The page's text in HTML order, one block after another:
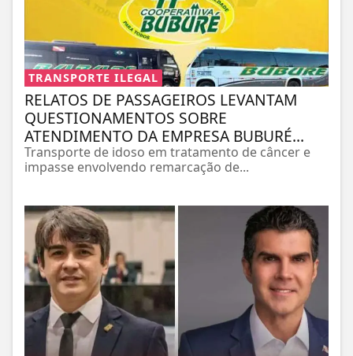
TRANSPORTE ILEGAL
RELATOS DE PASSAGEIROS LEVANTAM
QUESTIONAMENTOS SOBRE
ATENDIMENTO DA EMPRESA BUBURÉ...
Transporte de idoso em tratamento de câncer e
impasse envolvendo remarcação de...